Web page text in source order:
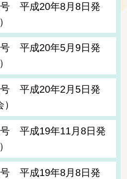
平成20年8月8日発
平成20年5月9日発
平成20年2月5日発
平成19年11月8日発
平成19年8月8日発